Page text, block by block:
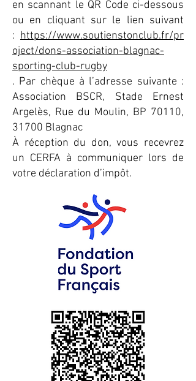
en scannant le QR Code ci-dessous
ou en cliquant sur le lien suivant
: https://www.soutienstonclub.fr/pr
oject/dons-association-blagnac-
sporting-club-rugby
. Par chèque à l’adresse suivante :
Association BSCR, Stade Ernest
Argelès, Rue du Moulin, BP 70110,
31700 Blagnac
À réception du don, vous recevrez
un CERFA à communiquer lors de
votre déclaration d’impôt.